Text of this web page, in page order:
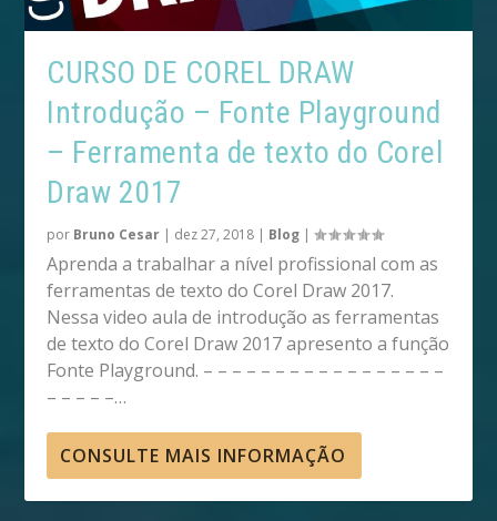
CURSO DE COREL DRAW
Introdução – Fonte Playground
– Ferramenta de texto do Corel
Draw 2017
por Bruno Cesar | dez 27, 2018 | Blog |
Aprenda a trabalhar a nível profissional com as
ferramentas de texto do Corel Draw 2017.
Nessa video aula de introdução as ferramentas
de texto do Corel Draw 2017 apresento a função
Fonte Playground. – – – – – – – – – – – – – – – – –
– – – – –…
CONSULTE MAIS INFORMAÇÃO